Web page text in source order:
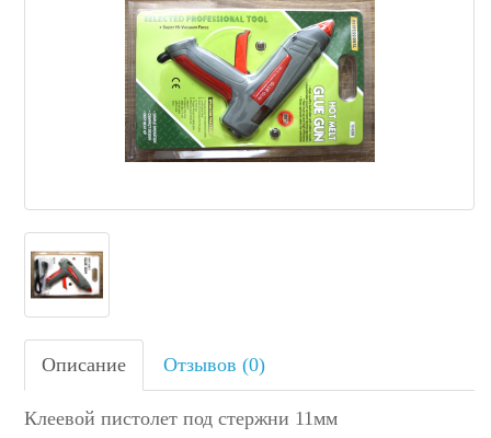
Описание Отзывов (0)
Клеевой пистолет под стержни 11мм